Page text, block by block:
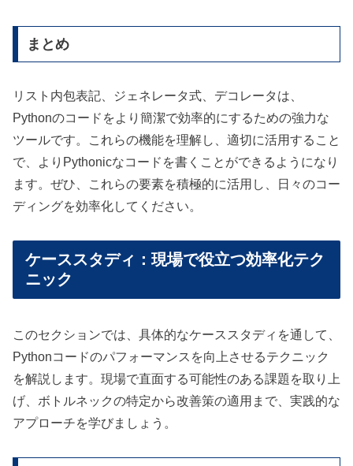
まとめ
リスト内包表記、ジェネレータ式、デコレータは、
Pythonのコードをより簡潔で効率的にするための強力な
ツールです。これらの機能を理解し、適切に活用すること
で、よりPythonicなコードを書くことができるようになり
ます。ぜひ、これらの要素を積極的に活用し、日々のコー
ディングを効率化してください。
ケーススタディ：現場で役立つ効率化テク
ニック
このセクションでは、具体的なケーススタディを通して、
Pythonコードのパフォーマンスを向上させるテクニック
を解説します。現場で直面する可能性のある課題を取り上
げ、ボトルネックの特定から改善策の適用まで、実践的な
アプローチを学びましょう。